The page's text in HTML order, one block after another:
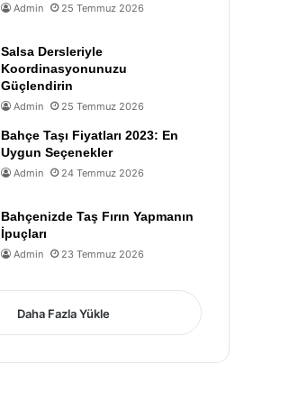
Admin 25 Temmuz 2026
Salsa Dersleriyle
Koordinasyonunuzu
Güçlendirin
Admin 25 Temmuz 2026
Bahçe Taşı Fiyatları 2023: En
Uygun Seçenekler
Admin 24 Temmuz 2026
Bahçenizde Taş Fırın Yapmanın
İpuçları
Admin 23 Temmuz 2026
Daha Fazla Yükle